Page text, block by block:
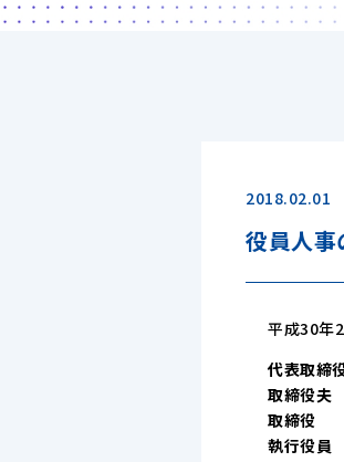
2018.02.01
役員人事
平成30年
代表取締
取締役夫
取締役
執行役員